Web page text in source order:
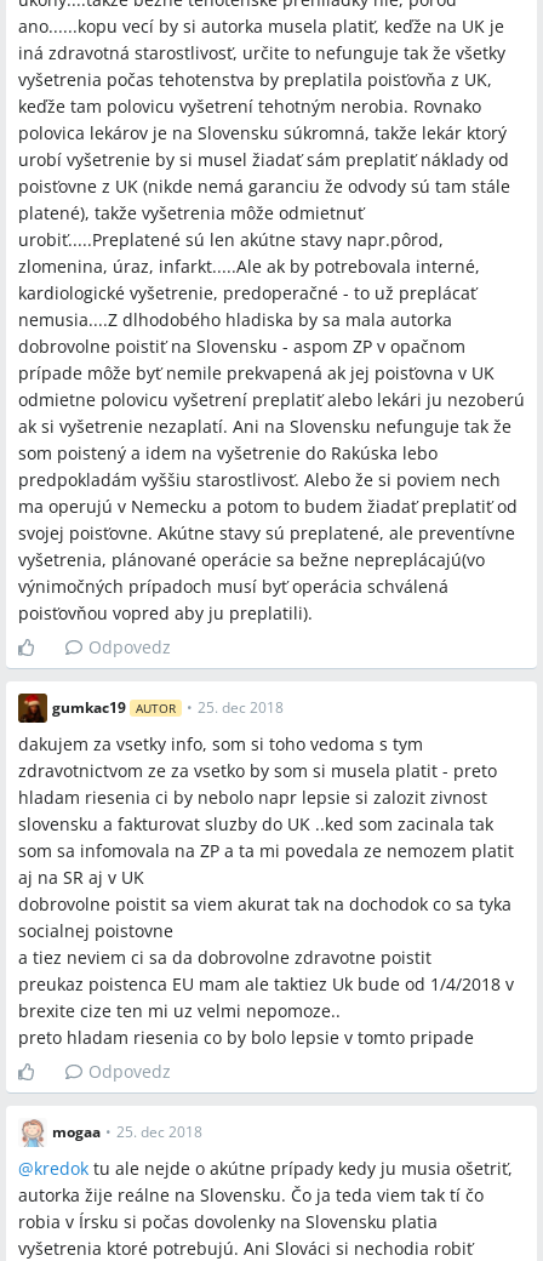
ano......kopu vecí by si autorka musela platiť, keďže na UK je
iná zdravotná starostlivosť, určite to nefunguje tak že všetky
vyšetrenia počas tehotenstva by preplatila poisťovňa z UK,
keďže tam polovicu vyšetrení tehotným nerobia. Rovnako
polovica lekárov je na Slovensku súkromná, takže lekár ktorý
urobí vyšetrenie by si musel žiadať sám preplatiť náklady od
poisťovne z UK (nikde nemá garanciu že odvody sú tam stále
platené), takže vyšetrenia môže odmietnuť
urobiť.....Preplatené sú len akútne stavy napr.pôrod,
zlomenina, úraz, infarkt.....Ale ak by potrebovala interné,
kardiologické vyšetrenie, predoperačné - to už preplácať
nemusia....Z dlhodobého hladiska by sa mala autorka
dobrovolne poistiť na Slovensku - aspom ZP v opačnom
prípade môže byť nemile prekvapená ak jej poisťovna v UK
odmietne polovicu vyšetrení preplatiť alebo lekári ju nezoberú
ak si vyšetrenie nezaplatí. Ani na Slovensku nefunguje tak že
som poistený a idem na vyšetrenie do Rakúska lebo
predpokladám vyššiu starostlivosť. Alebo že si poviem nech
ma operujú v Nemecku a potom to budem žiadať preplatiť od
svojej poisťovne. Akútne stavy sú preplatené, ale preventívne
vyšetrenia, plánované operácie sa bežne nepreplácajú(vo
výnimočných prípadoch musí byť operácia schválená
poisťovňou vopred aby ju preplatili).
Odpovedz
gumkac19 AUTOR • 25. dec 2018
dakujem za vsetky info, som si toho vedoma s tym
zdravotnictvom ze za vsetko by som si musela platit - preto
hladam riesenia ci by nebolo napr lepsie si zalozit zivnost
slovensku a fakturovat sluzby do UK ..ked som zacinala tak
som sa infomovala na ZP a ta mi povedala ze nemozem platit
aj na SR aj v UK
dobrovolne poistit sa viem akurat tak na dochodok co sa tyka
socialnej poistovne
a tiez neviem ci sa da dobrovolne zdravotne poistit
preukaz poistenca EU mam ale taktiez Uk bude od 1/4/2018 v
brexite cize ten mi uz velmi nepomoze..
preto hladam riesenia co by bolo lepsie v tomto pripade
Odpovedz
mogaa • 25. dec 2018
@kredok tu ale nejde o akútne prípady kedy ju musia ošetriť,
autorka žije reálne na Slovensku. Čo ja teda viem tak tí čo
robia v Írsku si počas dovolenky na Slovensku platia
vyšetrenia ktoré potrebujú. Ani Slováci si nechodia robiť